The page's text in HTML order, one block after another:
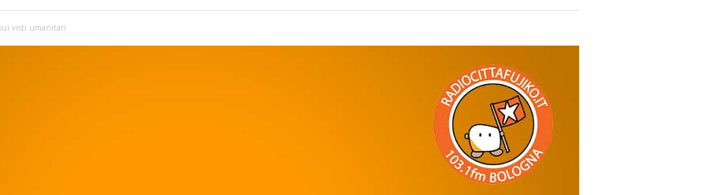
visti umanitari